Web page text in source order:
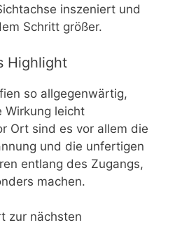
inszeniert und
Schritt größer.
Highlight
so allgegenwärtig,
Wirkung leicht
Ort sind es vor allem die
und die unfertigen
entlang des Zugangs,
machen.
zur nächsten